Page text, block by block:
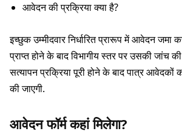
आवेदन की प्रक्रिया क्या है?
इच्छुक उम्मीदवार निर्धारित प्रारूप में आवेदन
प्राप्त होने के बाद विभागीय स्तर पर उसकी जांच
सत्यापन प्रक्रिया पूरी होने के बाद पात्र आवेदकों
की जाएगी.
आवेदन फॉर्म कहां मिलेगा?